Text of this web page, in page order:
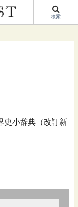
検索
史小辞典（改訂新